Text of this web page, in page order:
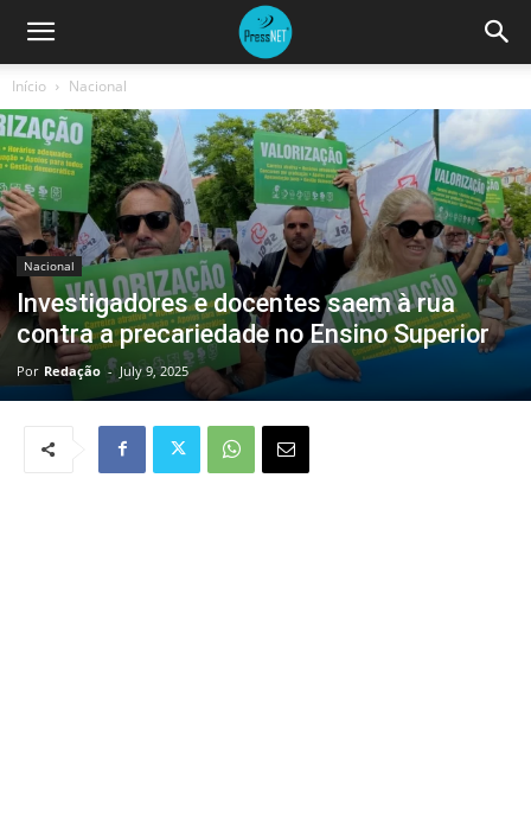
Início Nacional
Nacional
Investigadores e docentes saem à rua
contra a precariedade no Ensino Superior
Por Redação - July 9, 2025